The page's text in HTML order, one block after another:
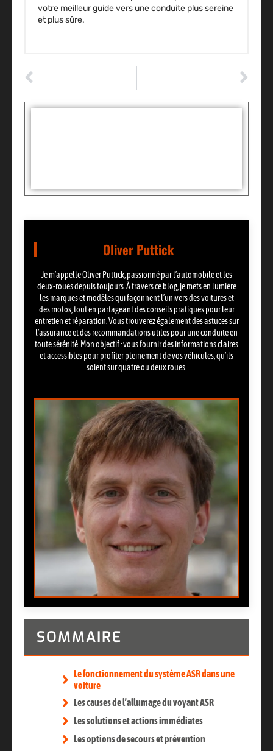
votre meilleur guide vers une conduite plus sereine
et plus sûre.
Oliver Puttick
Je m’appelle Oliver Puttick, passionné par l’automobile et les
deux-roues depuis toujours. À travers ce blog, je mets en lumière
les marques et modèles qui façonnent l’univers des voitures et
des motos, tout en partageant des conseils pratiques pour leur
entretien et réparation. Vous trouverez également des astuces sur
l’assurance et des recommandations utiles pour une conduite en
toute sérénité. Mon objectif : vous fournir des informations claires
et accessibles pour profiter pleinement de vos véhicules, qu’ils
soient sur quatre ou deux roues.
SOMMAIRE
Le fonctionnement du système ASR dans une
voiture
Les causes de l’allumage du voyant ASR
Les solutions et actions immédiates
Les options de secours et prévention